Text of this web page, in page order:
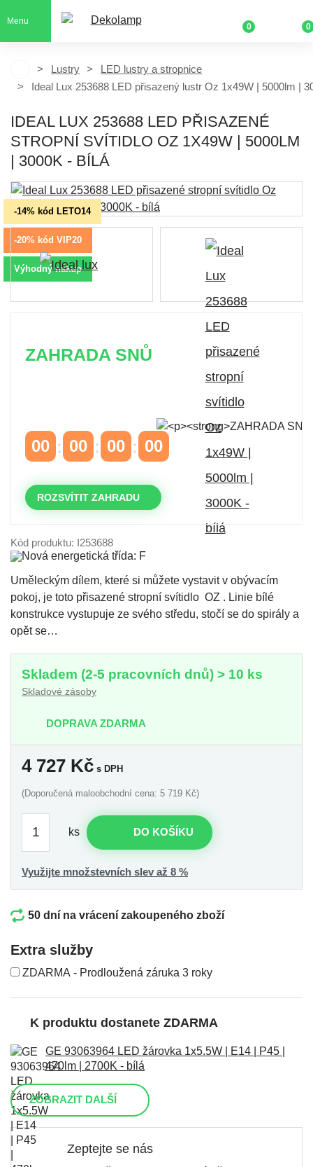
Menu
0 0
Lustry
LED lustry a stropnice
Ideal Lux 253688 LED přisazený lustr Oz 1x49W | 5000lm |
IDEAL LUX 253688 LED PŘISAZENÉ
STROPNÍ SVÍTIDLO OZ 1X49W | 5000LM
| 3000K - BÍLÁ
-14% kód LETO14
-20% kód VIP20
Výhodný nákup
ZAHRADA SNŮ
00 00 00 00
ROZSVÍTIT ZAHRADU
Kód produktu: I253688
Uměleckým dílem, které si můžete vystavit v obývacím
pokoj, je toto přisazené stropní svítidlo OZ . Linie bílé
konstrukce vystupuje ze svého středu, stočí se do spirály a
opět se…
Skladem (2-5 pracovních dnů) > 10 ks
Skladové zásoby
DOPRAVA ZDARMA
4 727 Kč s DPH
(Doporučená maloobchodní cena: 5 719 Kč)
ks DO KOŠÍKU
Využijte množstevních slev až 8 %
50 dní na vrácení zakoupeného zboží
Extra služby
ZDARMA - Prodloužená záruka 3 roky
K produktu dostanete ZDARMA
GE 93063964 LED žárovka 1x5.5W | E14 | P45 |
470lm | 2700K - bílá
ZOBRAZIT DALŠÍ
Zeptejte se nás